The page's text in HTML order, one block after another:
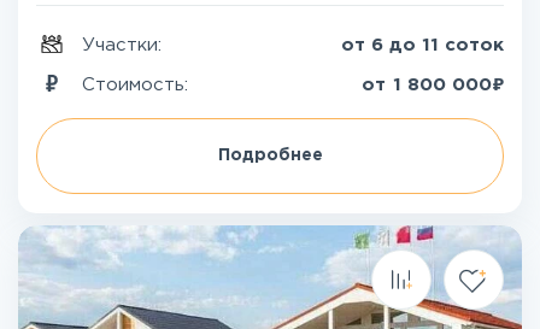
Участки: от 6 до 11 соток
Стоимость: от 1 800 000₽
Подробнее